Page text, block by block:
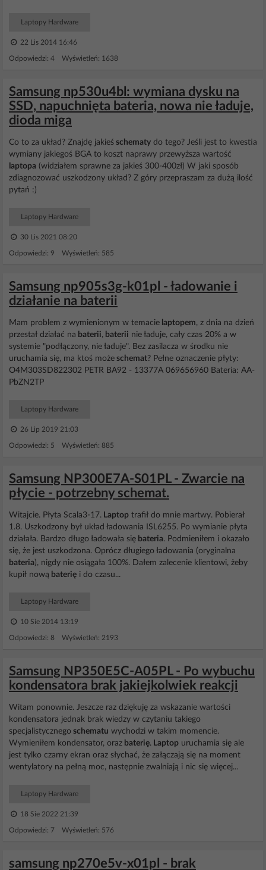
Laptopy Hardware
22 Lis 2014 16:46
Odpowiedzi: 4 Wyświetleń: 1638
Samsung np530u4bl: wymiana dysku na
SSD, napuchnięta bateria, nowa nie ładuje,
dioda miga
Co to za układ? Znajdę jakieś schematy do tego? Jeśli jest to kwestia
wymiany jakiegoś BGA to koszt naprawy przewyższa wartość
laptopa (widziałem sprawne za jakieś 300-400zł) W jaki sposób
zdiagnozować uszkodzony układ? Z góry przepraszam za dużą ilość
pytań :)
Laptopy Hardware
30 Lis 2021 08:20
Odpowiedzi: 9 Wyświetleń: 585
Samsung np905s3g-k01pl - ładowanie i
działanie na baterii
Mam problem z wymienionym w temacie laptopem, z dnia na dzień
przestał działać na baterii, baterii nie ładuje, cały czas 20% a w
systemie "podłączony, nie ładuje". Bez zasilacza w środku nie
uruchamia się, ma ktoś może schemat? Pełne oznaczenie płyty:
O4M303SD822302 PETR BA92 - 13377A 069656960 Bateria: AA-
PbZN2TP
Laptopy Hardware
26 Lip 2019 21:03
Odpowiedzi: 5 Wyświetleń: 885
Samsung NP300E7A-S01PL - Zwarcie na
płycie - potrzebny schemat.
Witajcie. Płyta Scala3-17. Laptop trafił do mnie martwy. Pobierał
1.8. Uszkodzony był układ ładowania ISL6255. Po wymianie płyta
działała. Bardzo długo ładowała się bateria. Podmieniłem i okazało
się, że jest uszkodzona. Oprócz długiego ładowania (oryginalna
bateria), nigdy nie osiągała 100%. Dałem zalecenie klientowi, żeby
kupił nową baterię i do czasu...
Laptopy Hardware
10 Sie 2014 13:19
Odpowiedzi: 8 Wyświetleń: 2193
Samsung NP350E5C-A05PL - Po wybuchu
kondensatora brak jakiejkolwiek reakcji
Witam ponownie. Jeszcze raz dziękuję za wskazanie wartości
kondensatora jednak brak wiedzy w czytaniu takiego
specjalistycznego schematu wychodzi w takim momencie.
Wymieniłem kondensator, oraz baterię. Laptop uruchamia się ale
jest tylko czarny ekran oraz słychać, że załączają się na moment
wentylatory na pełną moc, następnie zwalniają i nic się więcej...
Laptopy Hardware
18 Sie 2022 21:39
Odpowiedzi: 7 Wyświetleń: 576
samsung np270e5v-x01pl - brak